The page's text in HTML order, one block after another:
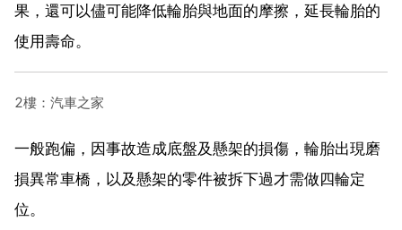
果，還可以儘可能降低輪胎與地面的摩擦，延長輪胎的
使用壽命。
2樓：汽車之家
一般跑偏，因事故造成底盤及懸架的損傷，輪胎出現磨
損異常車橋，以及懸架的零件被拆下過才需做四輪定
位。